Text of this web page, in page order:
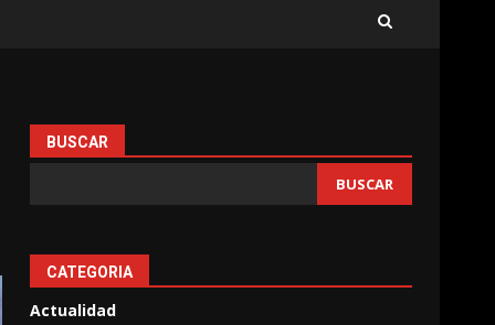
BUSCAR
BUSCAR
CATEGORIA
Actualidad